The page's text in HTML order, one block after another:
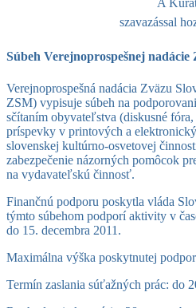
szavazással
Súbeh Verejnoprospešnej nadácie
Verejnoprospešná nadácia Zväzu
ZSM) vypisuje súbeh na
sčítaním obyvateľstva (diskusné fóra,
príspevky v printových a
slovenskej kultúrno-osvetovej
zabezpečenie názorných pomôcok
na vydavateľskú činnosť.
Finančnú podporu poskytla vláda
týmto súbehom podporí aktivity v
do 15. decembra 2011.
Maximálna výška poskytnutej
Termín zaslania súťažných prác: do